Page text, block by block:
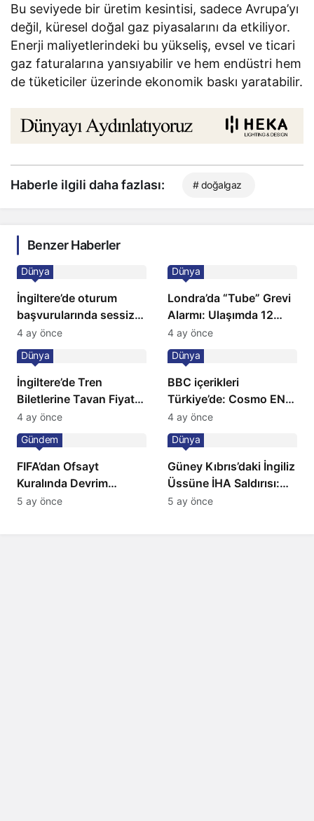
Bu seviyede bir üretim kesintisi, sadece Avrupa’yı
değil, küresel doğal gaz piyasalarını da etkiliyor.
Enerji maliyetlerindeki bu yükseliş, evsel ve ticari
gaz faturalarına yansıyabilir ve hem endüstri hem
de tüketiciler üzerinde ekonomik baskı yaratabilir.
Haberle ilgili daha fazlası: # doğalgaz
Benzer Haberler
İngiltere’de oturum
başvurularında sessiz
kriz: Büyükelçilikten
açıklama!
Dünya
4 ay önce
Londra’da “Tube” Grevi
Alarmı: Ulaşımda 12
Günlük Kaos Kapıda
Dünya
4 ay önce
İngiltere’de Tren
Biletlerine Tavan Fiyat:
Ulaşımda Yeni
Düzenleme
Dünya
4 ay önce
BBC içerikleri
Türkiye’de: Cosmo EN
ve BBC Player yayında
Dünya
4 ay önce
FIFA’dan Ofsayt
Kuralında Devrim
Niteliğinde Onay
Gündem
5 ay önce
Güney Kıbrıs’daki İngiliz
Üssüne İHA Saldırısı:
Patlama, Sirenler ve
Dünya
5 ay önce